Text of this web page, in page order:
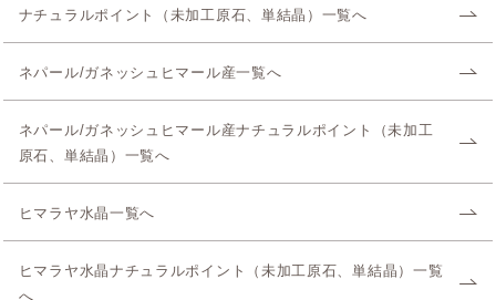
ナチュラルポイント（未加工原石、単結晶）一覧へ
ネパール/ガネッシュヒマール産一覧へ
ネパール/ガネッシュヒマール産ナチュラルポイント（未加工
原石、単結晶）一覧へ
ヒマラヤ水晶一覧へ
ヒマラヤ水晶ナチュラルポイント（未加工原石、単結晶）一覧